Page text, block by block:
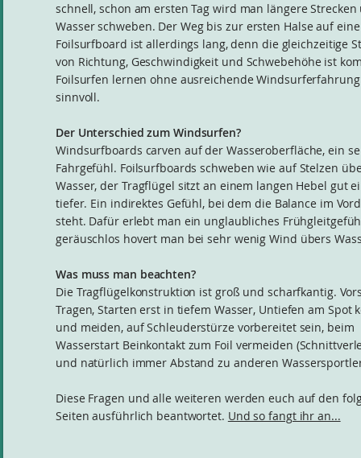
schnell, schon am ersten Tag wird man längere Strecken
Wasser schweben. Der Weg bis zur ersten Halse auf
Foilsurfboard ist allerdings lang, denn die gleichzeitige
von Richtung, Geschwindigkeit und Schwebehöhe ist
Foilsurfen lernen ohne ausreichende
sinnvoll.
Der Unterschied zum Windsurfen?
Windsurfboards carven auf der Wasseroberfläche, ein
Fahrgefühl. Foilsurfboards schweben wie auf Stelzen
Wasser, der Tragflügel sitzt an einem langen Hebel gut
tiefer. Ein indirektes Gefühl, bei dem die Balance im
steht. Dafür erlebt man ein unglaubliches
geräuschlos hovert man bei sehr wenig Wind übers
Was muss man beachten?
Die Tragflügelkonstruktion ist groß und scharfkantig.
Tragen, Starten erst in tiefem Wasser, Untiefen am Spot
und meiden, auf Schleuderstürze vorbereitet sein, beim
Wasserstart Beinkontakt zum Foil vermeiden
und natürlich immer Abstand zu anderen
Diese Fragen und alle weiteren werden euch auf den
Seiten ausführlich beantwortet. Und so fangt ihr an...